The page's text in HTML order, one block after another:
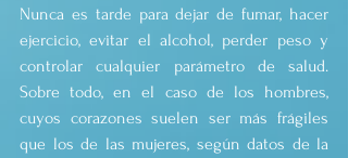
Nunca es tarde para dejar de fumar, hacer
ejercicio, evitar el alcohol, perder peso y
controlar cualquier parámetro de salud.
Sobre todo, en el caso de los hombres,
cuyos corazones suelen ser más frágiles
que los de las mujeres, según datos de la